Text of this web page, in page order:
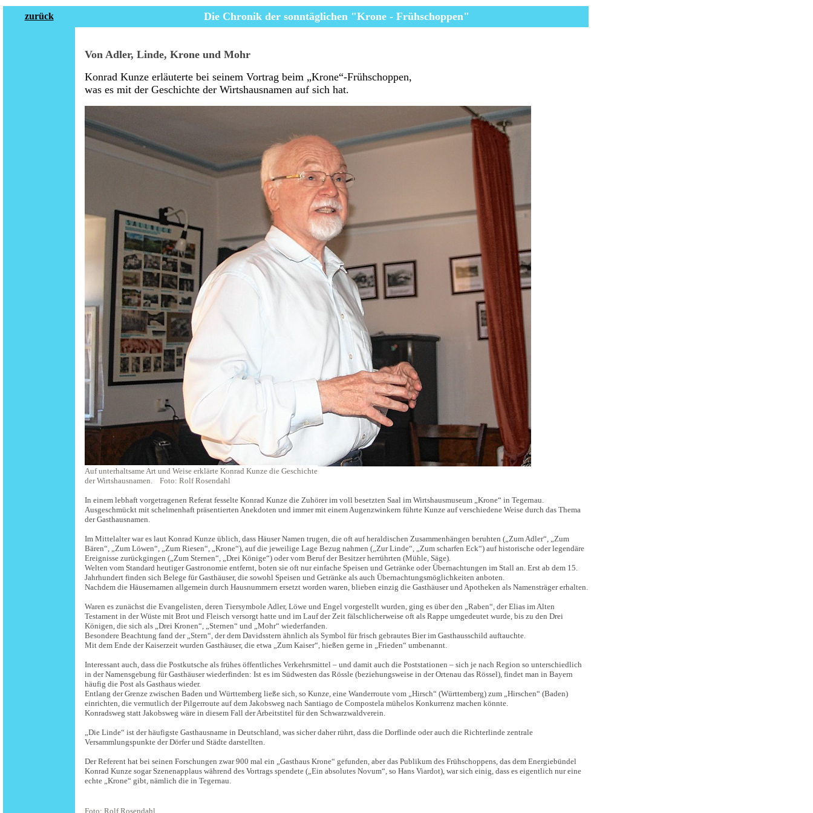
zurück Die Chronik der sonntäglichen "Krone - Frühschoppen"
Von Adler, Linde, Krone und Mohr
Konrad Kunze erläuterte bei seinem Vortrag beim „Krone“-Frühschoppen,
was es mit der Geschichte der Wirtshausnamen auf sich hat.
Auf unterhaltsame Art und Weise erklärte Konrad Kunze die Geschichte
der Wirtshausnamen. Foto: Rolf Rosendahl
In einem lebhaft vorgetragenen Referat fesselte Konrad Kunze die Zuhörer im voll besetzten Saal im Wirtshausmuseum „Krone“ in Tegernau.
Ausgeschmückt mit schelmenhaft präsentierten Anekdoten und immer mit einem Augenzwinkern führte Kunze auf verschiedene Weise durch das Thema
der Gasthausnamen.
Im Mittelalter war es laut Konrad Kunze üblich, dass Häuser Namen trugen, die oft auf heraldischen Zusammenhängen beruhten („Zum Adler“, „Zum
Bären“, „Zum Löwen“, „Zum Riesen“, „Krone“), auf die jeweilige Lage Bezug nahmen („Zur Linde“, „Zum scharfen Eck“) auf historische oder legendäre
Ereignisse zurückgingen („Zum Sternen“, „Drei Könige“) oder vom Beruf der Besitzer herrührten (Mühle, Säge).
Welten vom Standard heutiger Gastronomie entfernt, boten sie oft nur einfache Speisen und Getränke oder Übernachtungen im Stall an. Erst ab dem 15.
Jahrhundert finden sich Belege für Gasthäuser, die sowohl Speisen und Getränke als auch Übernachtungsmöglichkeiten anboten.
Nachdem die Häusernamen allgemein durch Hausnummern ersetzt worden waren, blieben einzig die Gasthäuser und Apotheken als Namensträger erhalten.
Waren es zunächst die Evangelisten, deren Tiersymbole Adler, Löwe und Engel vorgestellt wurden, ging es über den „Raben“, der Elias im Alten
Testament in der Wüste mit Brot und Fleisch versorgt hatte und im Lauf der Zeit fälschlicherweise oft als Rappe umgedeutet wurde, bis zu den Drei
Königen, die sich als „Drei Kronen“, „Sternen“ und „Mohr“ wiederfanden.
Besondere Beachtung fand der „Stern“, der dem Davidsstern ähnlich als Symbol für frisch gebrautes Bier im Gasthausschild auftauchte.
Mit dem Ende der Kaiserzeit wurden Gasthäuser, die etwa „Zum Kaiser“, hießen gerne in „Frieden“ umbenannt.
Interessant auch, dass die Postkutsche als frühes öffentliches Verkehrsmittel – und damit auch die Poststationen – sich je nach Region so unterschiedlich
in der Namensgebung für Gasthäuser wiederfinden: Ist es im Südwesten das Rössle (beziehungsweise in der Ortenau das Rössel), findet man in Bayern
häufig die Post als Gasthaus wieder.
Entlang der Grenze zwischen Baden und Württemberg ließe sich, so Kunze, eine Wanderroute vom „Hirsch“ (Württemberg) zum „Hirschen“ (Baden)
einrichten, die vermutlich der Pilgerroute auf dem Jakobsweg nach Santiago de Compostela mühelos Konkurrenz machen könnte.
Konradsweg statt Jakobsweg wäre in diesem Fall der Arbeitstitel für den Schwarzwaldverein.
„Die Linde“ ist der häufigste Gasthausname in Deutschland, was sicher daher rührt, dass die Dorflinde oder auch die Richterlinde zentrale
Versammlungspunkte der Dörfer und Städte darstellten.
Der Referent hat bei seinen Forschungen zwar 900 mal ein „Gasthaus Krone“ gefunden, aber das Publikum des Frühschoppens, das dem Energiebündel
Konrad Kunze sogar Szenenapplaus während des Vortrags spendete („Ein absolutes Novum“, so Hans Viardot), war sich einig, dass es eigentlich nur eine
echte „Krone“ gibt, nämlich die in Tegernau.
Foto: Rolf Rosendahl